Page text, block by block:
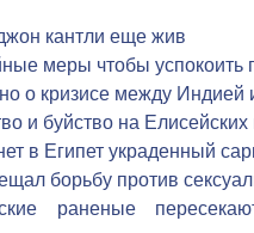
кантли еще жив
меры чтобы успокоить
о кризисе между Индией
и буйство на Елисейских
в Египет украденный
борьбу против
раненые